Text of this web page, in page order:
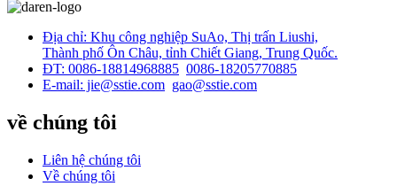
Địa chỉ: Khu công nghiệp SuAo, Thị trấn Liushi,
Thành phố Ôn Châu, tỉnh Chiết Giang, Trung Quốc.
ĐT: 0086-18814968885 0086-18205770885
E-mail: jie@sstie.com gao@sstie.com
về chúng tôi
Liên hệ chúng tôi
Về chúng tôi